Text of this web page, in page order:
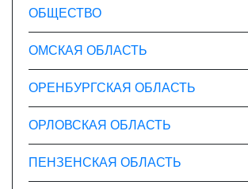
ОБЩЕСТВО
ОМСКАЯ ОБЛАСТЬ
ОРЕНБУРГСКАЯ ОБЛАСТЬ
ОРЛОВСКАЯ ОБЛАСТЬ
ПЕНЗЕНСКАЯ ОБЛАСТЬ